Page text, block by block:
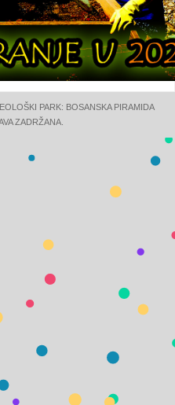
PARK: BOSANSKA PIRAMIDA
ZADRŽANA.